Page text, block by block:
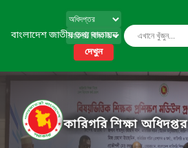
বাংলাদেশ জাতীয় তথ্য বাতায়ন
দেখুন
কারিগরি শিক্ষা অধিদপ্তর